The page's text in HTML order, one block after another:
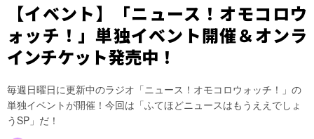
【イベント】「ニュース！オモコロウ
ォッチ！」単独イベント開催＆オンラ
インチケット発売中！
毎週日曜日に更新中のラジオ「ニュース！オモコロウォッチ！」の
単独イベントが開催！今回は「ふてほどニュースはもうええでしょ
うSP」だ！